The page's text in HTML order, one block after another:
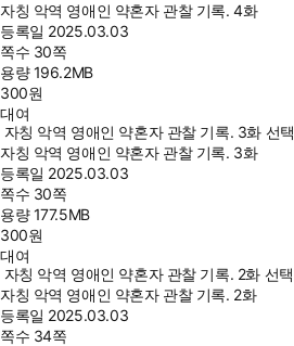
자칭 악역 영애인 약혼자 관찰 기록. 4화
등록일 2025.03.03
쪽수 30쪽
용량196.2MB
300원
대여
자칭 악역 영애인 약혼자 관찰 기록. 3화 선택
자칭 악역 영애인 약혼자 관찰 기록. 3화
등록일 2025.03.03
쪽수 30쪽
용량177.5MB
300원
대여
자칭 악역 영애인 약혼자 관찰 기록. 2화 선택
자칭 악역 영애인 약혼자 관찰 기록. 2화
등록일 2025.03.03
쪽수 34쪽